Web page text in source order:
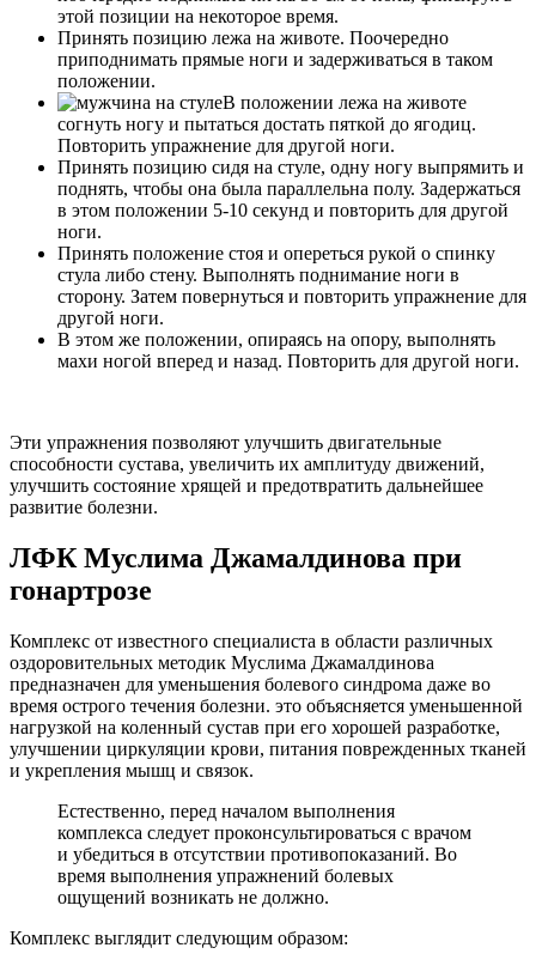
этой позиции на некоторое время.
Принять позицию лежа на животе. Поочередно
приподнимать прямые ноги и задерживаться в таком
положении.
В положении лежа на животе
согнуть ногу и пытаться достать пяткой до ягодиц.
Повторить упражнение для другой ноги.
Принять позицию сидя на стуле, одну ногу выпрямить и
поднять, чтобы она была параллельна полу. Задержаться
в этом положении 5-10 секунд и повторить для другой
ноги.
Принять положение стоя и опереться рукой о спинку
стула либо стену. Выполнять поднимание ноги в
сторону. Затем повернуться и повторить упражнение для
другой ноги.
В этом же положении, опираясь на опору, выполнять
махи ногой вперед и назад. Повторить для другой ноги.
Эти упражнения позволяют улучшить двигательные
способности сустава, увеличить их амплитуду движений,
улучшить состояние хрящей и предотвратить дальнейшее
развитие болезни.
ЛФК Муслима Джамалдинова при
гонартрозе
Комплекс от известного специалиста в области различных
оздоровительных методик Муслима Джамалдинова
предназначен для уменьшения болевого синдрома даже во
время острого течения болезни. это объясняется уменьшенной
нагрузкой на коленный сустав при его хорошей разработке,
улучшении циркуляции крови, питания поврежденных тканей
и укрепления мышц и связок.
Естественно, перед началом выполнения
комплекса следует проконсультироваться с врачом
и убедиться в отсутствии противопоказаний. Во
время выполнения упражнений болевых
ощущений возникать не должно.
Комплекс выглядит следующим образом: